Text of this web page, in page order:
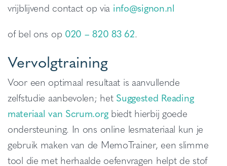
vrijblijvend contact op via info@signon.nl
of bel ons op 020 – 820 83 62.
Vervolgtraining
Voor een optimaal resultaat is aanvullende
zelfstudie aanbevolen; het Suggested Reading
materiaal van Scrum.org biedt hierbij goede
ondersteuning. In ons online lesmateriaal kun je
gebruik maken van de MemoTrainer, een slimme
tool die met herhaalde oefenvragen helpt de stof